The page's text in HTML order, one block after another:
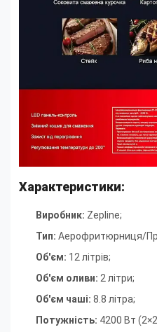
Характеристики:
Виробник: Zepline;
Тип: Аерофритюрниця/
Об'єм: 12 літрів;
Об'єм оливи: 2 літри;
Об'єм чаші: 8.8 літра;
Потужність: 4200 Вт